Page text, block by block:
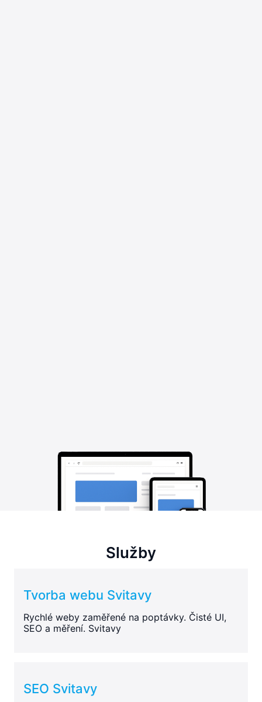
Služby
Tvorba webu Svitavy
Rychlé weby zaměřené na poptávky. Čisté UI,
SEO a měření. Svitavy
SEO Svitavy